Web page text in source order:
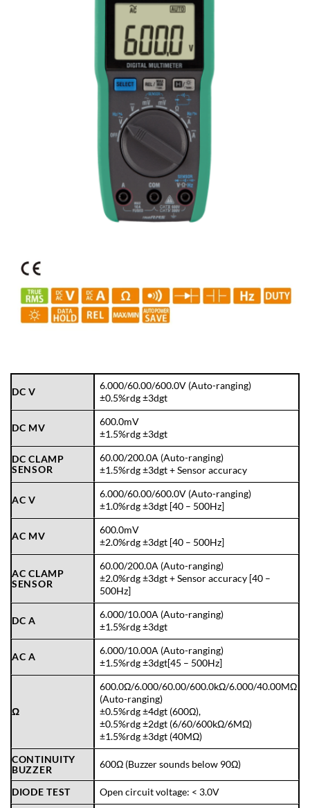
DC V
6.000/60.00/600.0V (Auto-ranging)
±0.5%rdg ±3dgt
DC MV
600.0mV
±1.5%rdg ±3dgt
DC CLAMP
SENSOR
60.00/200.0A (Auto-ranging)
±1.5%rdg ±3dgt + Sensor accuracy
AC V
6.000/60.00/600.0V (Auto-ranging)
±1.0%rdg ±3dgt [40 – 500Hz]
AC MV
600.0mV
±2.0%rdg ±3dgt [40 – 500Hz]
AC CLAMP
SENSOR
60.00/200.0A (Auto-ranging)
±2.0%rdg ±3dgt + Sensor accuracy [40 –
500Hz]
DC A
6.000/10.00A (Auto-ranging)
±1.5%rdg ±3dgt
AC A
6.000/10.00A (Auto-ranging)
±1.5%rdg ±3dgt[45 – 500Hz]
Ω
600.0Ω/6.000/60.00/600.0kΩ/6.000/40.00MΩ
(Auto-ranging)
±0.5%rdg ±4dgt (600Ω),
±0.5%rdg ±2dgt (6/60/600kΩ/6MΩ)
±1.5%rdg ±3dgt (40MΩ)
CONTINUITY
BUZZER
600Ω (Buzzer sounds below 90Ω)
DIODE TEST Open circuit voltage: < 3.0V